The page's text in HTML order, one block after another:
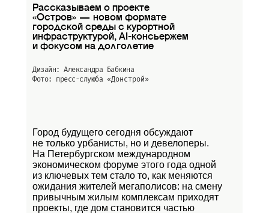
Рассказываем о проекте
«Остров» — новом формате
городской среды с курортной
инфраструктурой, AI-консьержем
и фокусом на долголетие
Дизайн: Александра Бабкина
Фото: пресс-слуюба «Донстрой»
Город будущего сегодня обсуждают
не только урбанисты, но и девелоперы.
На Петербургском международном
экономическом форуме этого года одной
из ключевых тем стало то, как меняются
ожидания жителей мегаполисов: на смену
привычным жилым комплексам приходят
проекты, где дом становится частью